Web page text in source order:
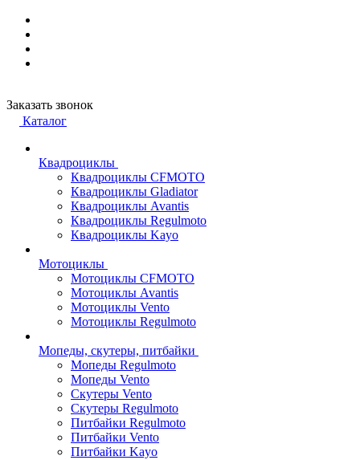
Заказать звонок
Каталог
Квадроциклы
Квадроциклы CFMOTO
Квадроциклы Gladiator
Квадроциклы Avantis
Квадроциклы Regulmoto
Квадроциклы Kayo
Мотоциклы
Мотоциклы CFMOTO
Мотоциклы Avantis
Мотоциклы Vento
Мотоциклы Regulmoto
Мопеды, скутеры, питбайки
Мопеды Regulmoto
Мопеды Vento
Скутеры Vento
Скутеры Regulmoto
Питбайки Regulmoto
Питбайки Vento
Питбайки Kayo